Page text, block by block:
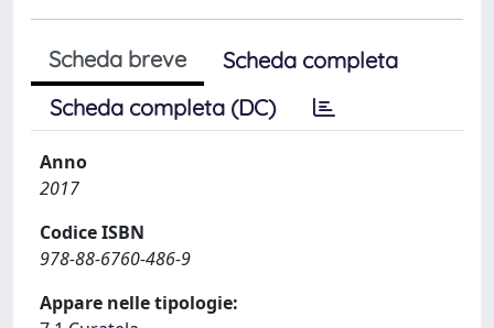
Scheda breve
Scheda completa
Scheda completa (DC)
Anno
2017
Codice ISBN
978-88-6760-486-9
Appare nelle tipologie: